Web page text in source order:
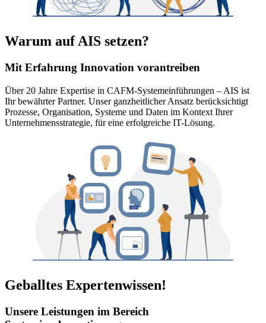
Warum auf AIS setzen?
Mit Erfahrung Innovation vorantreiben
Über 20 Jahre Expertise in CAFM-Systemeinführungen – AIS ist
Ihr bewährter Partner. Unser ganzheitlicher Ansatz berücksichtigt
Prozesse, Organisation, Systeme und Daten im Kontext Ihrer
Unternehmensstrategie, für eine erfolgreiche IT-Lösung.
Geballtes Expertenwissen!
Unsere Leistungen im Bereich